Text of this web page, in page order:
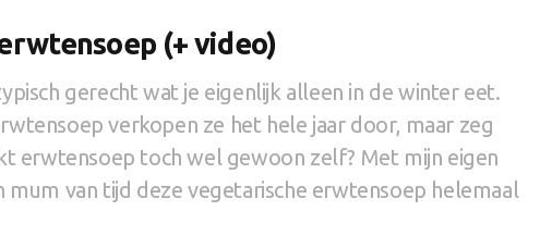
(+ video)
gerecht wat je eigenlijk alleen in de winter eet.
verkopen ze het hele jaar door, maar zeg
erwtensoep toch wel gewoon zelf? Met mijn eigen
mum van tijd deze vegetarische erwtensoep helemaal